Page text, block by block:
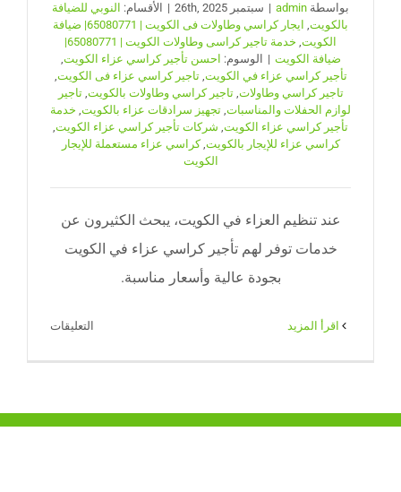
بواسطة admin
| سبتمبر 26th, 2025 | الأقسام: النوبي للضيافة
بالكويت,
ايجار كراسي وطاولات فى الكويت | 65080771| ضيافة
الكويت,
خدمة تاجير كراسى وطاولات الكويت | 65080771|
ضيافة الكويت | الوسوم: احسن تأجير كراسي عزاء الكويت,
تأجير كراسي عزاء في الكويت,تاجير كراسي عزاء فى الكويت,
تاجير كراسي وطاولات,تاجير كراسي وطاولات بالكويت,تاجير
لوازم الحفلات والمناسبات, تجهيز سرادقات عزاء بالكويت, خدمة
تأجير كراسي عزاء الكويت, شركات تأجير كراسي عزاء الكويت,
كراسي عزاء للإيجار بالكويت,كراسي عزاء مستعملة للإيجار
الكويت
عند تنظيم العزاء في الكويت، يبحث الكثيرون عن
خدمات توفر لهم تأجير كراسي عزاء في الكويت
بجودة عالية وأسعار مناسبة.
التعليقات